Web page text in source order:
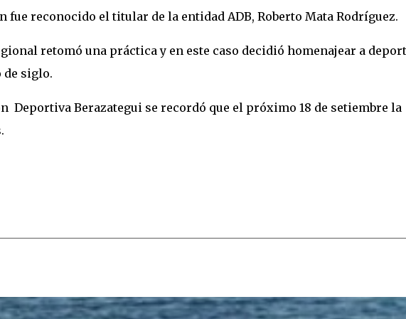
fue reconocido el titular de la entidad ADB, Roberto Mata Rodríguez.
retomó una práctica y en este caso decidió homenajear a
de siglo.
Deportiva Berazategui se recordó que el próximo 18 de setiembre la